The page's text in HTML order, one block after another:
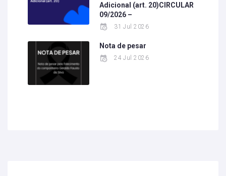
Adicional (art. 20)CIRCULAR
09/2026 –
31 Jul 2026
Nota de pesar
24 Jul 2026